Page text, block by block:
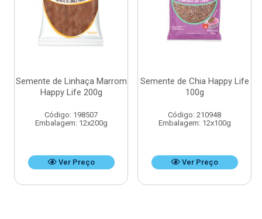
Semente de Linhaça Marrom
Happy Life 200g
Código: 198507
Embalagem: 12x200g
Ver Preço
Semente de Chia Happy Life
100g
Código: 210948
Embalagem: 12x100g
Ver Preço